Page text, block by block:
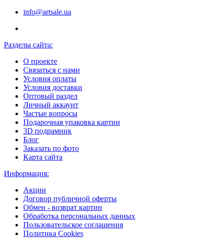
info@artsale.ua
Разделы сайта:
О проекте
Связаться с нами
Условия оплаты
Условия доставки
Оптовый раздел
Личный аккаунт
Частые вопросы
Подарочная упаковка картин
3D подрамник
Блог
Заказать по фото
Карта сайта
Информация:
Акции
Договор публичной оферты
Обмен - возврат картин
Обработка персональных данных
Пользовательское соглашения
Политика Cookies